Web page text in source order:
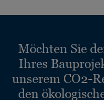
Möchten Sie
Ihres
unserem CO2-
den